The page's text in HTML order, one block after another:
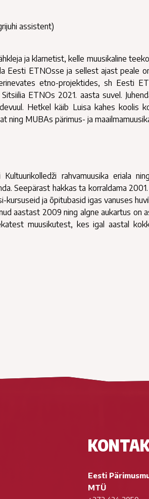
assistent)
ja klarnetist, kelle muusikaline
Eesti ETNOsse ja sellest ajast peale
etno-projektides, sh Eesti
ETNOs 2021. aasta suvel.
Hetkel käib Luisa kahes koolis
ning MUBAs pärimus- ja
rahvamuusika eriala
Seepärast hakkas ta korraldama
kursuseid ja õpitubasid igas vanuses
aastast 2009 ning algne aukartus on
muusikutest, kes igal aastal
Eesti
MTÜ